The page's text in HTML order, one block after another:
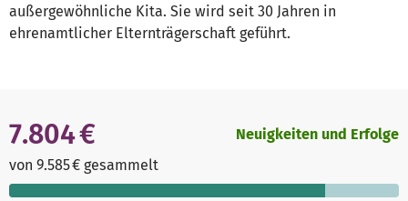
außergewöhnliche Kita. Sie wird seit 30 Jahren in
ehrenamtlicher Elternträgerschaft geführt.
7.804 €
von 9.585 € gesammelt
Neuigkeiten und Erfolge